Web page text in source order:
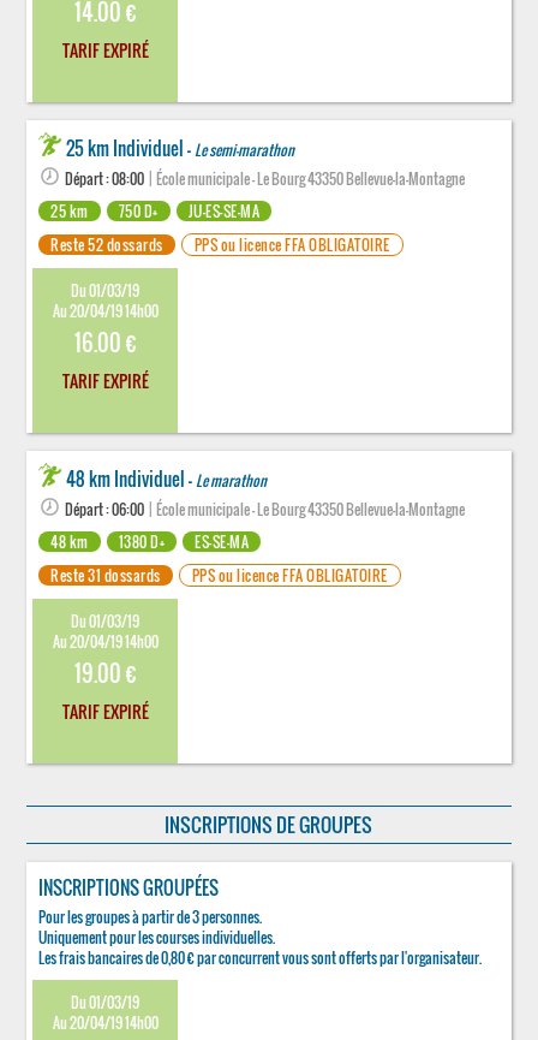
14.00 €
TARIF EXPIRÉ
25 km Individuel - Le semi-marathon
Départ : 08:00 | École municipale - Le Bourg 43350 Bellevue-la-Montagne
25 km
750 D+
JU-ES-SE-MA
Reste 52 dossards
PPS ou licence FFA OBLIGATOIRE
Du 01/03/19
Au 20/04/19 14h00
16.00 €
TARIF EXPIRÉ
48 km Individuel - Le marathon
Départ : 06:00 | École municipale - Le Bourg 43350 Bellevue-la-Montagne
48 km
1380 D+
ES-SE-MA
Reste 31 dossards
PPS ou licence FFA OBLIGATOIRE
Du 01/03/19
Au 20/04/19 14h00
19.00 €
TARIF EXPIRÉ
INSCRIPTIONS DE GROUPES
INSCRIPTIONS GROUPÉES
Pour les groupes à partir de 3 personnes.
Uniquement pour les courses individuelles.
Les frais bancaires de 0,80 € par concurrent vous sont offerts par l'organisateur.
Du 01/03/19
Au 20/04/19 14h00